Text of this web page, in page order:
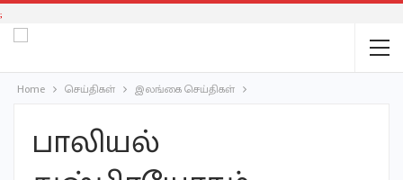
;
Home செய்திகள் இலங்கை செய்திகள்
பாலியல்